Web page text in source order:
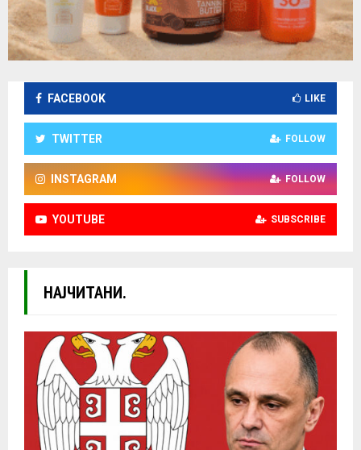
FACEBOOK LIKE
TWITTER FOLLOW
INSTAGRAM FOLLOW
YOUTUBE SUBSCRIBE
НАЈЧИТАНИ.